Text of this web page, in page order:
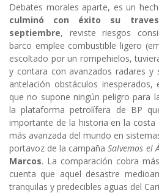
Debates morales aparte, es un
culminó con éxito su
septiembre, reviste riesgos
barco emplee combustible ligero
escoltado por un rompehielos,
y contara con avanzados radares y
antelación obstáculos inesperados,
que no supone ningún peligro para
la plataforma petrolífera de BP
importante de la historia en la
más avanzada del mundo en
portavoz de la campañaSalvemos el
Marcos. La comparación cobra
cuenta que aquel desastre
tranquilas y predecibles aguas del